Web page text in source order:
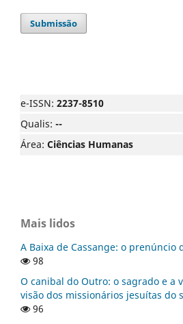
Submissão
e-ISSN: 2237-8510
Qualis: --
Área: Ciências Humanas
Mais lidos
A Baixa de Cassange: o prenúncio
98
O canibal do Outro: o sagrado e a
visão dos missionários jesuítas do
96